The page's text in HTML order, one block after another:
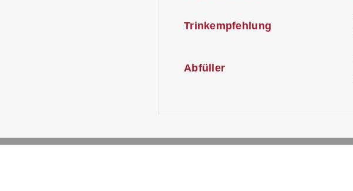
Trinkempfehlung
Abfüller